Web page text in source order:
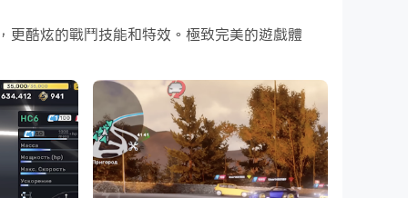
酷炫的戰鬥技能和特效。極致完美的遊戲體